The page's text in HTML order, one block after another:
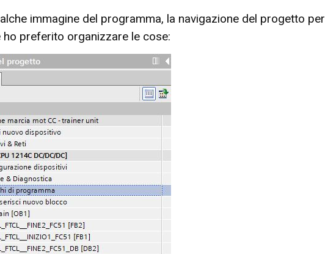
immagine del programma, la navigazione del progetto per
ho preferito organizzare le cose: